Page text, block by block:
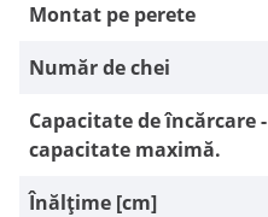
Montat pe perete
Număr de chei
Capacitate de încărcare -
capacitate maximă.
Înălțime [cm]